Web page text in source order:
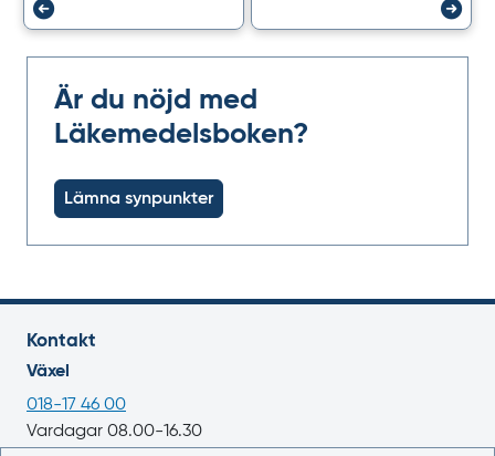
Är du nöjd med
Läkemedelsboken?
Lämna synpunkter
Kontakt
Växel
018-17 46 00
Vardagar 08.00-16.30